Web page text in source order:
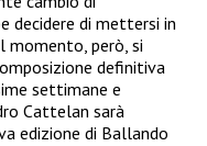
decidere di mettersi in
momento, però, si
definitiva
settimane e
Cattelan sarà
edizione di Ballando